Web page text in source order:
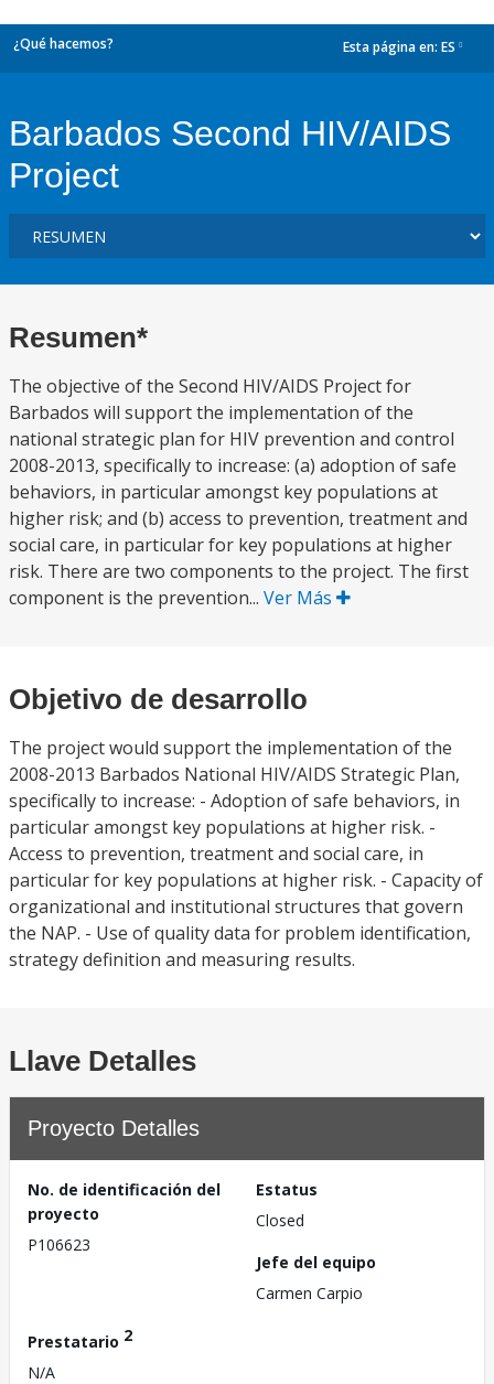
¿Qué hacemos? Esta página en: ES
Barbados Second HIV/AIDS
Project
Resumen*
The objective of the Second HIV/AIDS Project for
Barbados will support the implementation of the
national strategic plan for HIV prevention and control
2008-2013, specifically to increase: (a) adoption of safe
behaviors, in particular amongst key populations at
higher risk; and (b) access to prevention, treatment and
social care, in particular for key populations at higher
risk. There are two components to the project. The first
component is the prevention... Ver Más
Objetivo de desarrollo
The project would support the implementation of the
2008-2013 Barbados National HIV/AIDS Strategic Plan,
specifically to increase: - Adoption of safe behaviors, in
particular amongst key populations at higher risk. -
Access to prevention, treatment and social care, in
particular for key populations at higher risk. - Capacity of
organizational and institutional structures that govern
the NAP. - Use of quality data for problem identification,
strategy definition and measuring results.
Llave Detalles
Proyecto Detalles
No. de identificación del
proyecto
P106623
Estatus
Closed
Jefe del equipo
Carmen Carpio
Prestatario 2
N/A